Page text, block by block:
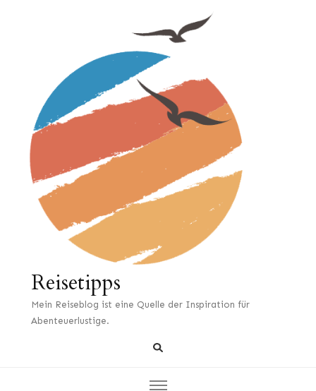
Reisetipps
Mein Reiseblog ist eine Quelle der Inspiration für
Abenteuerlustige.